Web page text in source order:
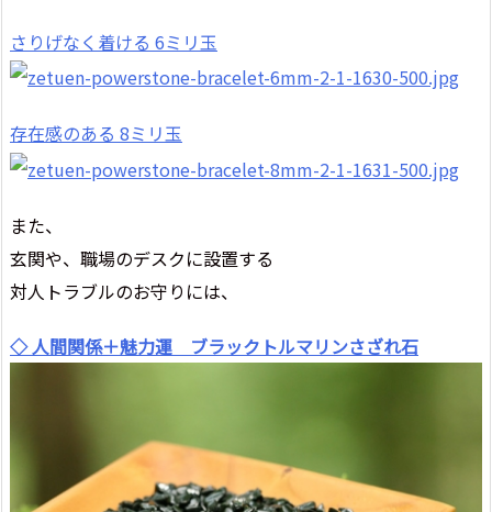
さりげなく着ける 6ミリ玉
存在感のある 8ミリ玉
また、
玄関や、職場のデスクに設置する
対人トラブルのお守りには、
◇ 人間関係＋魅力運 ブラックトルマリンさざれ石